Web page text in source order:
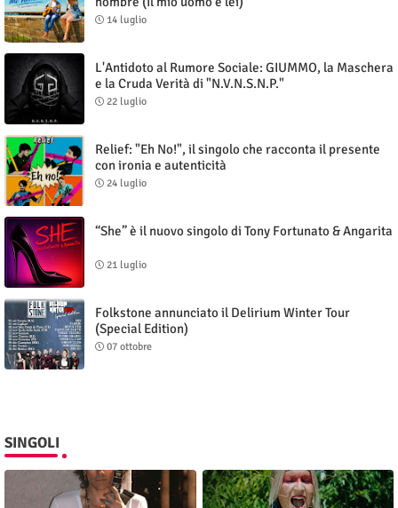
14 luglio
L'Antidoto al Rumore Sociale: GIUMMO, la Maschera
e la Cruda Verità di "N.V.N.S.N.P."
22 luglio
Relief: "Eh No!", il singolo che racconta il presente
con ironia e autenticità
24 luglio
“She” è il nuovo singolo di Tony Fortunato & Angarita
21 luglio
Folkstone annunciato il Delirium Winter Tour
(Special Edition)
07 ottobre
SINGOLI